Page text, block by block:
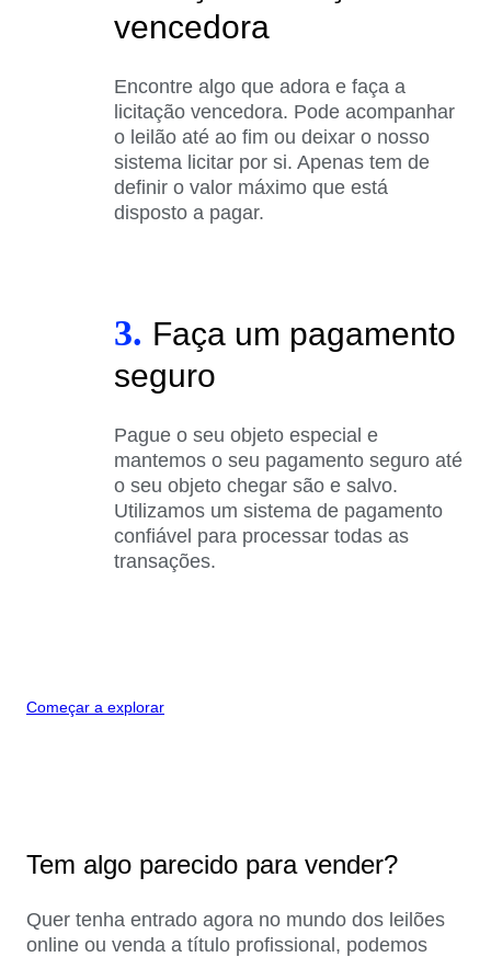
vencedora
Encontre algo que adora e faça a
licitação vencedora. Pode acompanhar
o leilão até ao fim ou deixar o nosso
sistema licitar por si. Apenas tem de
definir o valor máximo que está
disposto a pagar.
3. Faça um pagamento
seguro
Pague o seu objeto especial e
mantemos o seu pagamento seguro até
o seu objeto chegar são e salvo.
Utilizamos um sistema de pagamento
confiável para processar todas as
transações.
Começar a explorar
Tem algo parecido para vender?
Quer tenha entrado agora no mundo dos leilões
online ou venda a título profissional, podemos